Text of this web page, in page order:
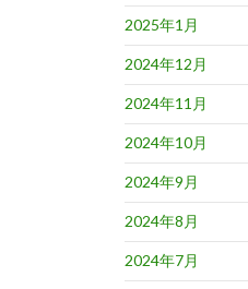
2025年1月
2024年12月
2024年11月
2024年10月
2024年9月
2024年8月
2024年7月